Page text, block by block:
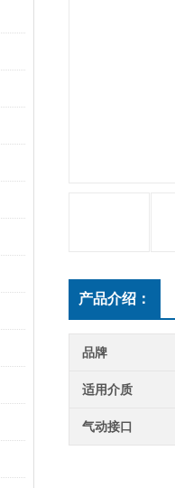
产品介绍：
品牌
适用介质
气动接口